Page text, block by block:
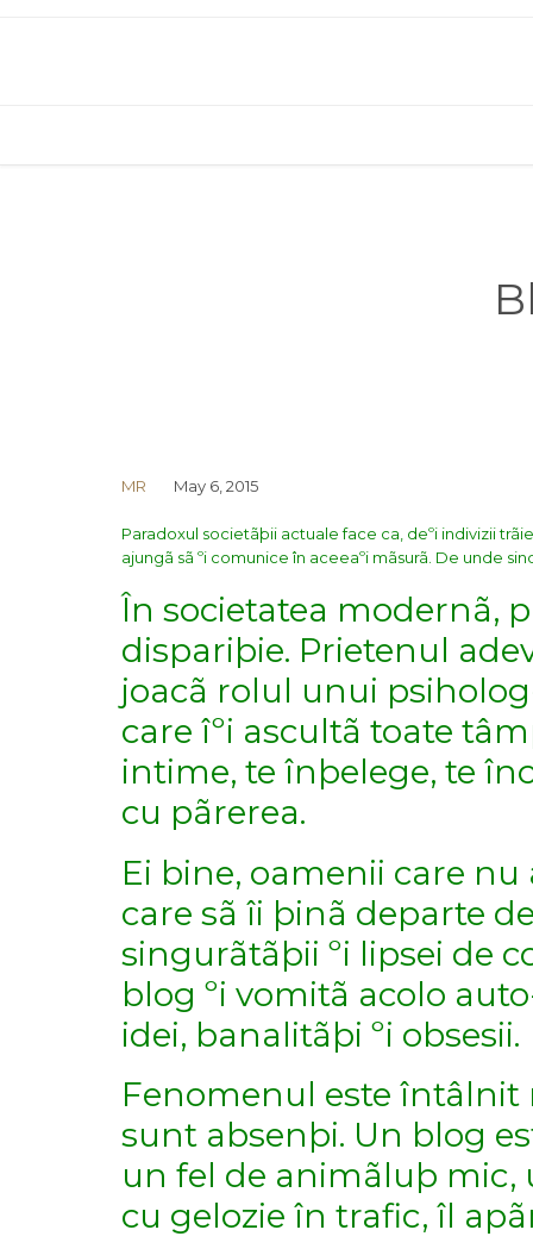
MR May 6, 2015
Paradoxul societãþii actuale face ca, deºi indivizii
ajungã sã ºi comunice în aceeaºi mãsurã. De unde
În societatea modernã,
dispariþie. Prietenul
joacã rolul unui
care îºi ascultã toate
intime, te înþelege, te
cu pãrerea.
Ei bine, oamenii care
care sã îi þinã departe
singurãtãþii ºi lipsei de
blog ºi vomitã acolo
idei, banalitãþi ºi obsesii.
Fenomenul este întâlnit
sunt absenþi. Un blog
un fel de animãluþ mic,
cu gelozie în trafic, îl